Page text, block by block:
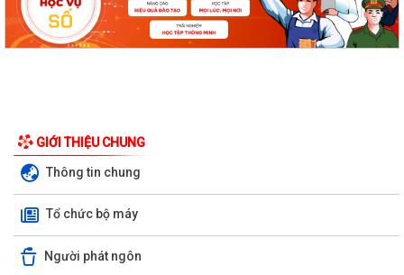
GIỚI THIỆU CHUNG
Thông tin chung
Tổ chức bộ máy
Người phát ngôn